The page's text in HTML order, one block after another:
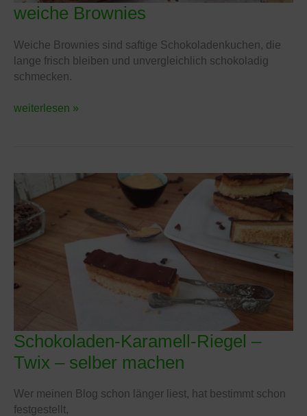
weiche Brownies
Weiche Brownies sind saftige Schokoladenkuchen, die
lange frisch bleiben und unvergleichlich schokoladig
schmecken.
weiche
weiterlesen »
Schokoladen-Karamell-Riegel –
Twix – selber machen
Wer meinen Blog schon länger liest, hat bestimmt schon
festgestellt,
Schokoladen-
Karamell-
Riegel
Twix